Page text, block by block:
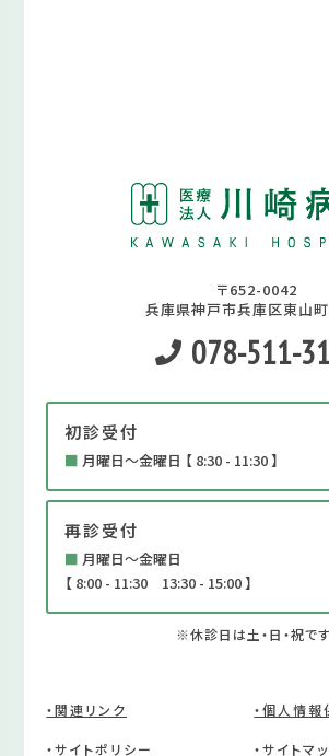
〒652-0042
兵庫県神戸市兵庫区東山
078-511-
初診受付
■ 月曜日～金曜日 【 8:30 - 11:30 】
再診受付
■ 月曜日～金曜日
【 8:00 - 11:30 13:30 - 15:00 】
※休診日は土・日・祝です
・関連リンク ・個人情
・サイトポリシー ・サイトマ